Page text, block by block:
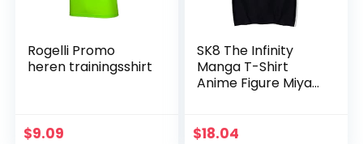
Rogelli Promo
heren trainingsshirt
$9.09
SK8 The Infinity
Manga T-Shirt
Anime Figure Miya
Cartoons Tshirts
$18.04